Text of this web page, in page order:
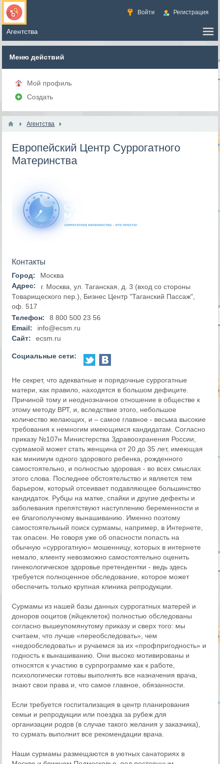
Войти Регистрация
Меню действий
Мой профиль
Создать
Агентства
Европейский Центр Суррогатного
Материнства
Контакты
Город:
Москва
Адрес:
г. Москва, ул. Таганская, д. 3 (вход со стороны
Товарищеского пер.), Бизнес Центр "Таганский Пассаж",
оф. 517
Телефон:
8 800 500 23 56
Email:
info@ecsm.ru
Сайт:
ecsm.ru
Социальные сети:
Не секрет, что адекватные и порядочные суррогатные
матери, как правило, находятся в большом дефиците.
Причиной тому и неоднозначное отношение в обществе к
этому методу ВРТ, и, вследствие этого, небольшое
количество желающих, и – самое главное - весьма высокие
требования к немногим имеющимся кандидатам. Согласно
приказу №107н Министерства Здравоохранения России,
сурмамой может стать женщина от 20 до 35 лет, имеющая
как минимум одного здорового ребенка, рожденного
самостоятельно, и полностью здоровая - во всех смыслах
этого слова. Последнее обстоятельство и является тем
барьером, который отсеивает подавляющее большинство
кандидаток. Рубцы на матке, спайки и другие дефекты и
заболевания препятствуют наступлению беременности и
ее благополучному вынашиванию. Именно поэтому
самостоятельный поиск сурмамы, например, в Интернете,
так опасен. Не говоря уже об опасности попасть на
обычную «суррогатную» мошенницу, которых в интернете
немало, клиенту невозможно самостоятельно оценить
гинекологическое здоровье претендентки - ведь здесь
требуется полноценное обследование, которое может
обеспечить только крупная клиника репродукции.
Сурмамы из нашей базы данных суррогатных матерей и
доноров ооцитов (яйцеклеток) полностью обследованы
согласно вышеупомянутому приказу и сверх того: мы
считаем, что лучше «переобследовать», чем
«недообследовать» и ручаемся за их «профпригодность» и
годность к вынашиванию. Они высоко мотивированы и
относятся к участию в сурпрограмме как к работе,
психологически готовы выполнять все назначения врача,
знают свои права и, что самое главное, обязанности.
Если требуется госпитализация в центр планирования
семьи и репродукции или поездка за рубеж для
организации родов (в случае такого желания у заказчика),
то сурмать выполнит все рекомендации врача.
Наши сурмамы размещаются в уютных санаториях в